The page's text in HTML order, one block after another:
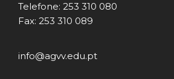
Telefone: 253 310 080
Fax: 253 310 089
info@agvv.edu.pt